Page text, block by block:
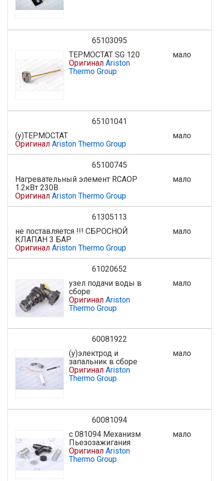
65103095
ТЕРМОСТАТ SG 120
Оригинал Ariston
Thermo Group
мало
65101041
(у)ТЕРМОСТАТ
Оригинал Ariston Thermo Group
мало
65100745
Нагревательный элемент RCAOP
1.2кВт 230В
Оригинал Ariston Thermo Group
мало
61305113
не поставляется !!! СБРОСНОЙ
КЛАПАН 3 БАР
Оригинал Ariston Thermo Group
мало
61020652
узел подачи воды в
сборе
Оригинал Ariston
Thermo Group
мало
60081922
(у)электрод и
запальник в сборе
Оригинал Ariston
Thermo Group
мало
60081094
с 081094 Механизм
Пьезозажигания
Оригинал Ariston
Thermo Group
мало